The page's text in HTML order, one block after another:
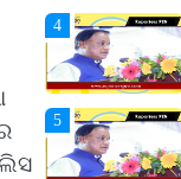
4
5